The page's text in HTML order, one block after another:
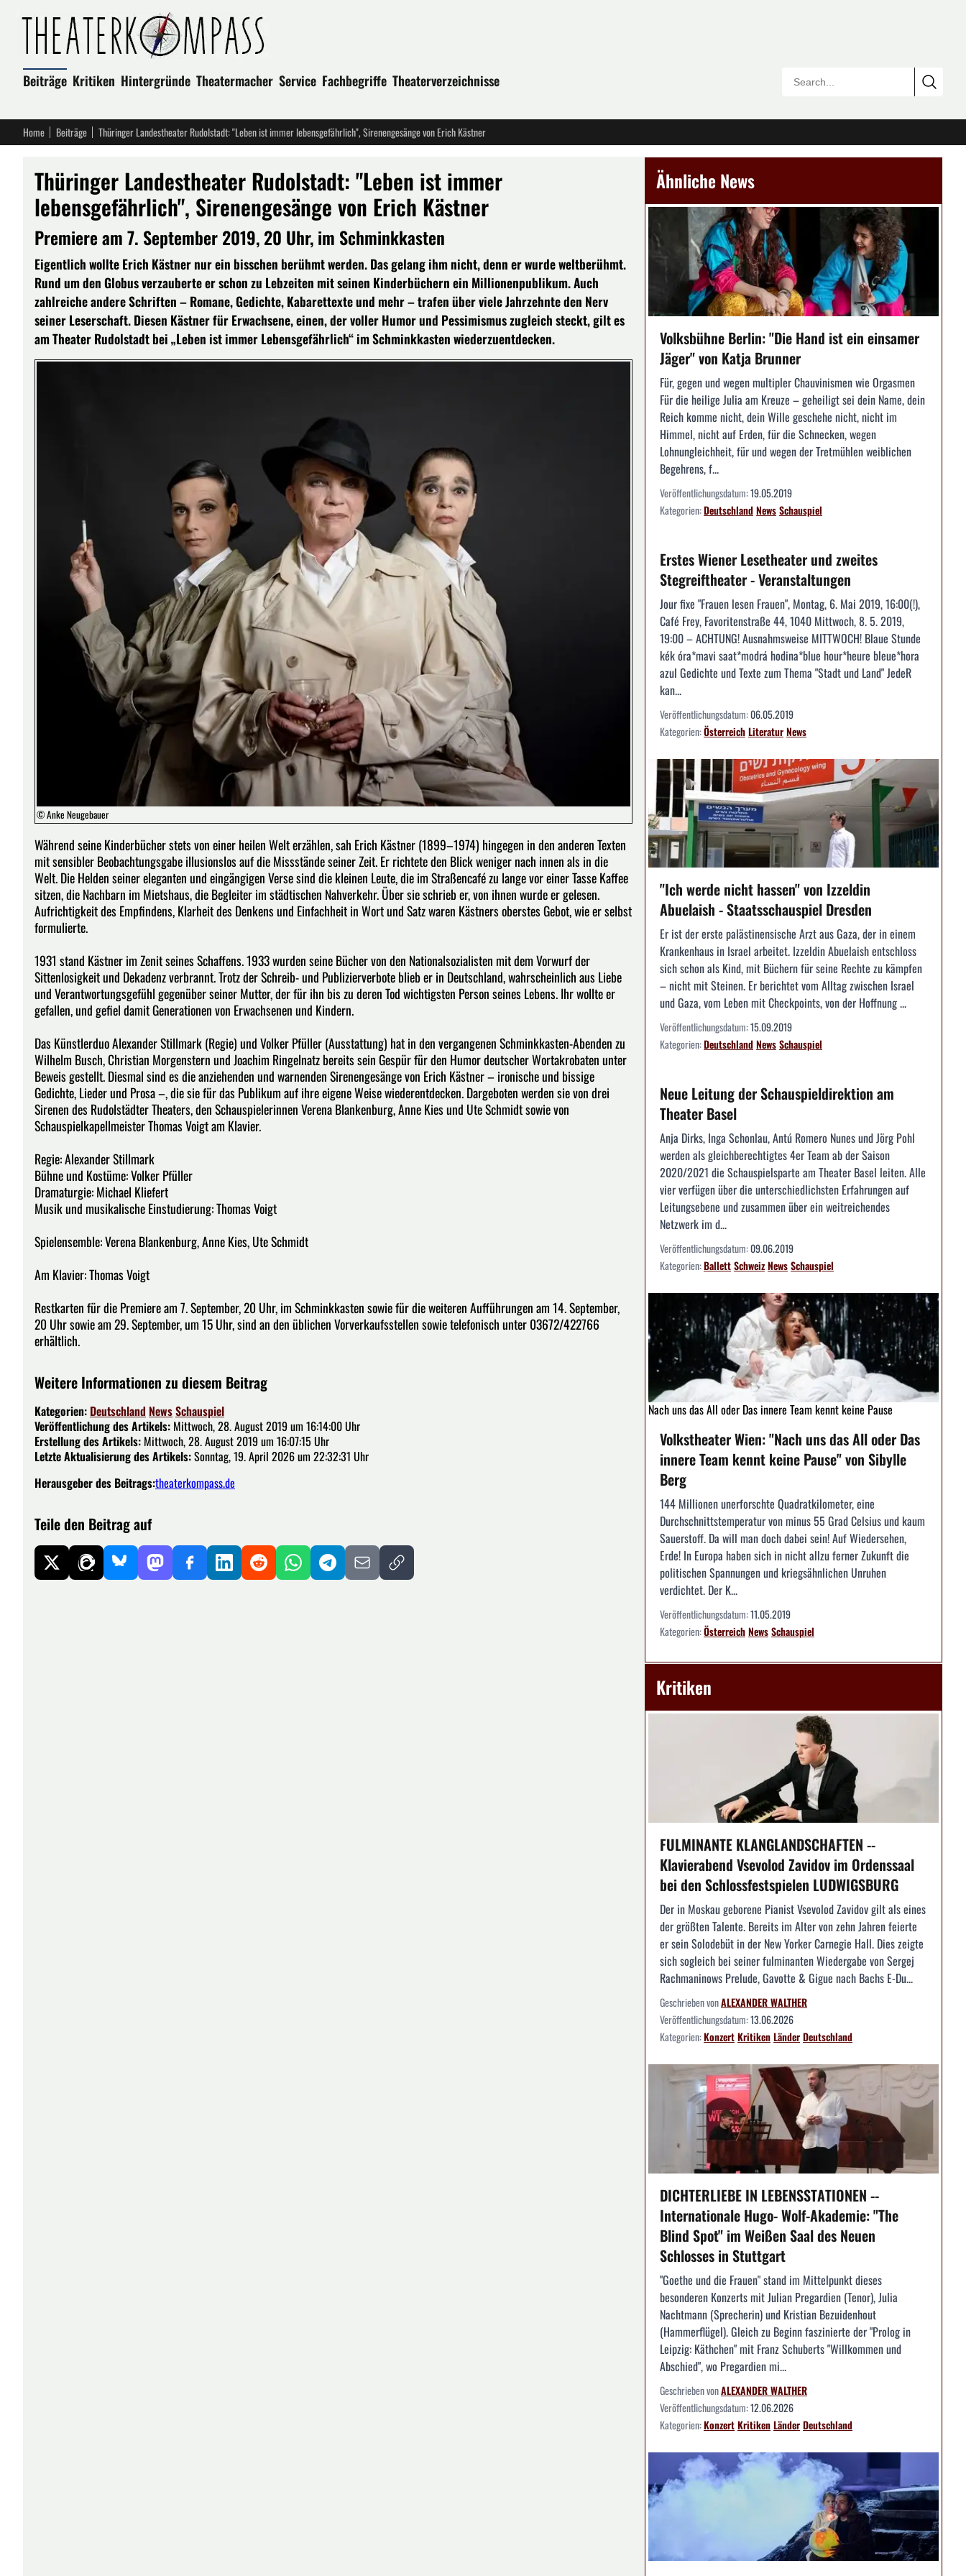
Beiträge Kritiken Hintergründe Theatermacher Service Fachbegriffe Theaterverzeichnisse
Home Beiträge Thüringer Landestheater Rudolstadt: "Leben ist immer lebensgefährlich", Sirenengesänge von Erich Kästner
Thüringer Landestheater Rudolstadt: "Leben ist immer
lebensgefährlich", Sirenengesänge von Erich Kästner
Premiere am 7. September 2019, 20 Uhr, im Schminkkasten
Eigentlich wollte Erich Kästner nur ein bisschen berühmt werden. Das gelang ihm nicht, denn er wurde weltberühmt.
Rund um den Globus verzauberte er schon zu Lebzeiten mit seinen Kinderbüchern ein Millionenpublikum. Auch
zahlreiche andere Schriften – Romane, Gedichte, Kabarettexte und mehr – trafen über viele Jahrzehnte den Nerv
seiner Leserschaft. Diesen Kästner für Erwachsene, einen, der voller Humor und Pessimismus zugleich steckt, gilt es
am Theater Rudolstadt bei „Leben ist immer Lebensgefährlich“ im Schminkkasten wiederzuentdecken.
© Anke Neugebauer
Während seine Kinderbücher stets von einer heilen Welt erzählen, sah Erich Kästner (1899–1974) hingegen in den anderen Texten
mit sensibler Beobachtungsgabe illusionslos auf die Missstände seiner Zeit. Er richtete den Blick weniger nach innen als in die
Welt. Die Helden seiner eleganten und eingängigen Verse sind die kleinen Leute, die im Straßencafé zu lange vor einer Tasse Kaffee
sitzen, die Nachbarn im Mietshaus, die Begleiter im städtischen Nahverkehr. Über sie schrieb er, von ihnen wurde er gelesen.
Aufrichtigkeit des Empfindens, Klarheit des Denkens und Einfachheit in Wort und Satz waren Kästners oberstes Gebot, wie er selbst
formulierte.
1931 stand Kästner im Zenit seines Schaffens. 1933 wurden seine Bücher von den Nationalsozialisten mit dem Vorwurf der
Sittenlosigkeit und Dekadenz verbrannt. Trotz der Schreib- und Publizierverbote blieb er in Deutschland, wahrscheinlich aus Liebe
und Verantwortungsgefühl gegenüber seiner Mutter, der für ihn bis zu deren Tod wichtigsten Person seines Lebens. Ihr wollte er
gefallen, und gefiel damit Generationen von Erwachsenen und Kindern.
Das Künstlerduo Alexander Stillmark (Regie) und Volker Pfüller (Ausstattung) hat in den vergangenen Schminkkasten-Abenden zu
Wilhelm Busch, Christian Morgenstern und Joachim Ringelnatz bereits sein Gespür für den Humor deutscher Wortakrobaten unter
Beweis gestellt. Diesmal sind es die anziehenden und warnenden Sirenengesänge von Erich Kästner – ironische und bissige
Gedichte, Lieder und Prosa –, die sie für das Publikum auf ihre eigene Weise wiederentdecken. Dargeboten werden sie von drei
Sirenen des Rudolstädter Theaters, den Schauspielerinnen Verena Blankenburg, Anne Kies und Ute Schmidt sowie von
Schauspielkapellmeister Thomas Voigt am Klavier.
Regie: Alexander Stillmark
Bühne und Kostüme: Volker Pfüller
Dramaturgie: Michael Kliefert
Musik und musikalische Einstudierung: Thomas Voigt
Spielensemble: Verena Blankenburg, Anne Kies, Ute Schmidt
Am Klavier: Thomas Voigt
Restkarten für die Premiere am 7. September, 20 Uhr, im Schminkkasten sowie für die weiteren Aufführungen am 14. September,
20 Uhr sowie am 29. September, um 15 Uhr, sind an den üblichen Vorverkaufsstellen sowie telefonisch unter 03672/422766
erhältlich.
Weitere Informationen zu diesem Beitrag
Kategorien: Deutschland NewsSchauspiel
Veröffentlichung des Artikels: Mittwoch, 28. August 2019 um 16:14:00 Uhr
Erstellung des Artikels: Mittwoch, 28. August 2019 um 16:07:15 Uhr
Letzte Aktualisierung des Artikels:Sonntag, 19. April 2026 um 22:32:31 Uhr
Herausgeber des Beitrags:theaterkompass.de
Teile den Beitrag auf
Ähnliche News
Volksbühne Berlin: "Die Hand ist ein einsamer
Jäger" von Katja Brunner
Für, gegen und wegen multipler Chauvinismen wie Orgasmen
Für die heilige Julia am Kreuze – geheiligt sei dein Name, dein
Reich komme nicht, dein Wille geschehe nicht, nicht im
Himmel, nicht auf Erden, für die Schnecken, wegen
Lohnungleichheit, für und wegen der Tretmühlen weiblichen
Begehrens, f...
Veröffentlichungsdatum:19.05.2019
Kategorien:DeutschlandNewsSchauspiel
Erstes Wiener Lesetheater und zweites
Stegreiftheater - Veranstaltungen
Jour fixe "Frauen lesen Frauen", Montag, 6. Mai 2019, 16:00(!),
Café Frey, Favoritenstraße 44, 1040 Mittwoch, 8. 5. 2019,
19:00 – ACHTUNG! Ausnahmsweise MITTWOCH! Blaue Stunde
kék óra*mavi saat*modrá hodina*blue hour*heure bleue*hora
azul Gedichte und Texte zum Thema "Stadt und Land" JedeR
kan...
Veröffentlichungsdatum:06.05.2019
Kategorien:ÖsterreichLiteraturNews
"Ich werde nicht hassen" von Izzeldin
Abuelaish - Staatsschauspiel Dresden
Er ist der erste palästinensische Arzt aus Gaza, der in einem
Krankenhaus in Israel arbeitet. Izzeldin Abuelaish entschloss
sich schon als Kind, mit Büchern für seine Rechte zu kämpfen
– nicht mit Steinen. Er berichtet vom Alltag zwischen Israel
und Gaza, vom Leben mit Checkpoints, von der Hoffnung ...
Veröffentlichungsdatum:15.09.2019
Kategorien:DeutschlandNewsSchauspiel
Neue Leitung der Schauspieldirektion am
Theater Basel
Anja Dirks, Inga Schonlau, Antú Romero Nunes und Jörg Pohl
werden als gleichberechtigtes 4er Team ab der Saison
2020/2021 die Schauspielsparte am Theater Basel leiten. Alle
vier verfügen über die unterschiedlichsten Erfahrungen auf
Leitungsebene und zusammen über ein weitreichendes
Netzwerk im d...
Veröffentlichungsdatum:09.06.2019
Kategorien:BallettSchweizNewsSchauspiel
Nach uns das All oder Das innere Team kennt keine Pause
Volkstheater Wien: "Nach uns das All oder Das
innere Team kennt keine Pause" von Sibylle
Berg
144 Millionen unerforschte Quadratkilometer, eine
Durchschnittstemperatur von minus 55 Grad Celsius und kaum
Sauerstoff. Da will man doch dabei sein! Auf Wiedersehen,
Erde! In Europa haben sich in nicht allzu ferner Zukunft die
politischen Spannungen und kriegsähnlichen Unruhen
verdichtet. Der K...
Veröffentlichungsdatum:11.05.2019
Kategorien:ÖsterreichNewsSchauspiel
Kritiken
FULMINANTE KLANGLANDSCHAFTEN --
Klavierabend Vsevolod Zavidov im Ordenssaal
bei den Schlossfestspielen LUDWIGSBURG
Der in Moskau geborene Pianist Vsevolod Zavidov gilt als eines
der größten Talente. Bereits im Alter von zehn Jahren feierte
er sein Solodebüt in der New Yorker Carnegie Hall. Dies zeigte
sich sogleich bei seiner fulminanten Wiedergabe von Sergej
Rachmaninows Prelude, Gavotte & Gigue nach Bachs E-Du...
Geschrieben vonALEXANDER WALTHER
Veröffentlichungsdatum:13.06.2026
Kategorien:KonzertKritikenLänderDeutschland
DICHTERLIEBE IN LEBENSSTATIONEN --
Internationale Hugo- Wolf-Akademie: "The
Blind Spot" im Weißen Saal des Neuen
Schlosses in Stuttgart
"Goethe und die Frauen" stand im Mittelpunkt dieses
besonderen Konzerts mit Julian Pregardien (Tenor), Julia
Nachtmann (Sprecherin) und Kristian Bezuidenhout
(Hammerflügel). Gleich zu Beginn faszinierte der "Prolog in
Leipzig: Käthchen" mit Franz Schuberts "Willkommen und
Abschied", wo Pregardien mi...
Geschrieben vonALEXANDER WALTHER
Veröffentlichungsdatum:12.06.2026
Kategorien:KonzertKritikenLänderDeutschland